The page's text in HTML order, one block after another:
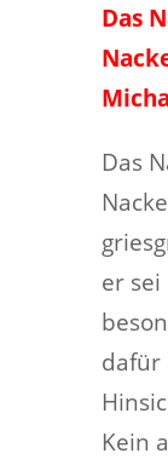
Das
Das
er
dafür
Kein